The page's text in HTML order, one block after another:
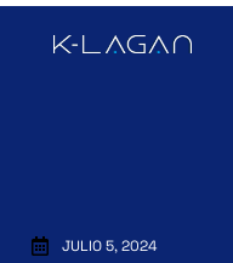
JULIO 5, 2024